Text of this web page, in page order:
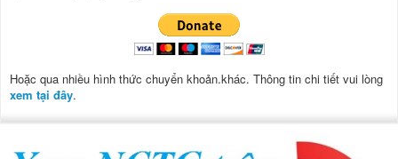
Hoặc qua nhiều hình thức chuyển khoản.khác. Thông tin chi tiết vui lòng
xem tại đây.